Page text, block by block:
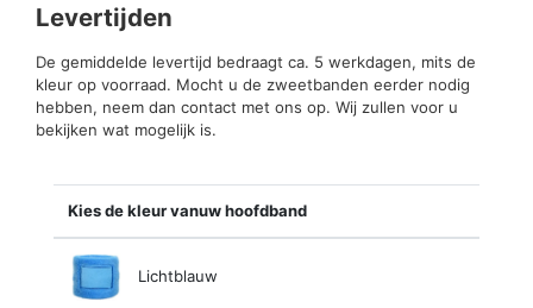
Levertijden
De gemiddelde levertijd bedraagt ca. 5 werkdagen, mits de
kleur op voorraad. Mocht u de zweetbanden eerder nodig
hebben, neem dan contact met ons op. Wij zullen voor u
bekijken wat mogelijk is.
Kies de kleur vanuw hoofdband
Lichtblauw